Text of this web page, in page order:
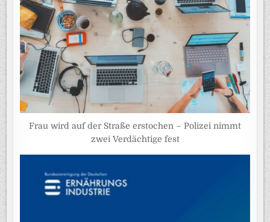
Frau wird auf der Straße erstochen – Polizei nimmt
zwei Verdächtige fest